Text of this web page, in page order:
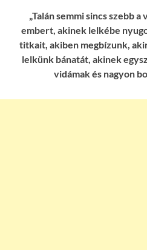
„Talán semmi sincs szebb
embert, akinek lelkébe
titkait, akiben megbízunk,
lelkünk bánatát, akinek
vidámak és nagyon